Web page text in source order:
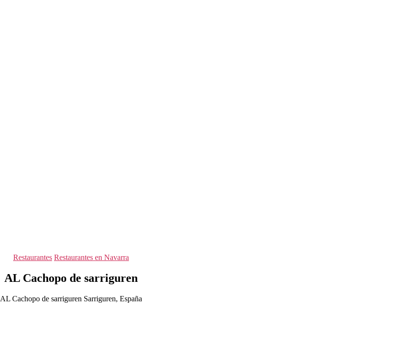
Categorías
Restaurantes Restaurantes en Navarra
AL Cachopo de sarriguren
AL Cachopo de sarriguren Sarriguren, España